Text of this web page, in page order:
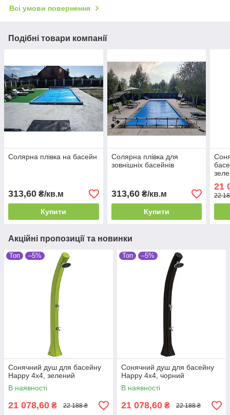
Всі умови повернення
Подібні товари компанії
Солярна плівка на басейн
313,60 ₴/кв.м
Купити
Солярна плівка для
зовнішніх басейнів
313,60₴/кв.м
Купити
21
22
Акційні пропозиції та новинки
Топ –5%
Сонячний душ для басейну
Happy 4x4, зелений
В наявності
21 078,60 ₴ 22 188 ₴
Топ –5%
Сонячний душ для басейну
Happy 4x4, чорний
В наявності
21 078,60 ₴ 22 188 ₴